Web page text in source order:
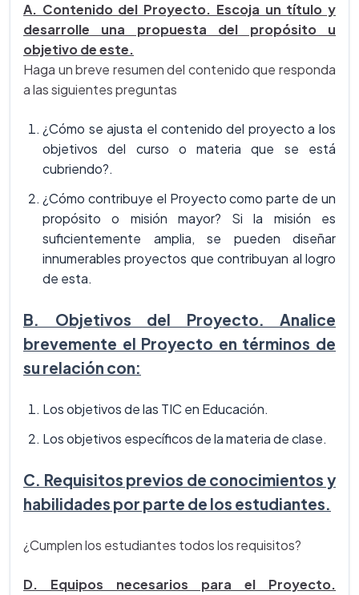
A. Contenido del Proyecto. Escoja un título y
desarrolle una propuesta del propósito u
objetivo de este.
Haga un breve resumen del contenido que responda
a las siguientes preguntas
¿Cómo se ajusta el contenido del proyecto a los
objetivos del curso o materia que se está
cubriendo?.
¿Cómo contribuye el Proyecto como parte de un
propósito o misión mayor? Si la misión es
suficientemente amplia, se pueden diseñar
innumerables proyectos que contribuyan al logro
de esta.
B. Objetivos del Proyecto. Analice
brevemente el Proyecto en términos de
su relación con:
Los objetivos de las TIC en Educación.
Los objetivos específicos de la materia de clase.
C. Requisitos previos de conocimientos y
habilidades por parte de los estudiantes.
¿Cumplen los estudiantes todos los requisitos?
D. Equipos necesarios para el Proyecto.